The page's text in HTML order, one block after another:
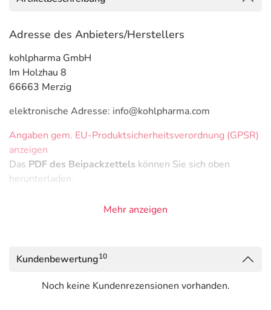
Adresse des Anbieters/Herstellers
kohlpharma GmbH
Im Holzhau 8
66663 Merzig
elektronische Adresse: info@kohlpharma.com
Angaben gem. EU-Produktsicherheitsverordnung (GPSR)
anzeigen
Das PDF des Beipackzettels können Sie sich oben
herunterladen.
Mehr anzeigen
Kundenbewertung10
Noch keine Kundenrezensionen vorhanden.